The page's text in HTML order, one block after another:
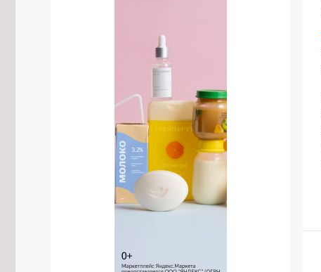
Забайкалец получил 8 лет колонии
за передачу чиновнику взятки в 1,5
млн рублей
6/08/2026 в 09:12
Водитель кроссовера сбил 7-
летнюю девочку во дворе дома в
6/08/2026 в 08:42
Забайкалке выдали жилищный
территорий